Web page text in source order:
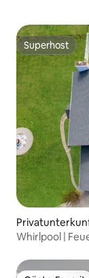
Superhost
Superhost
Whirlpool |